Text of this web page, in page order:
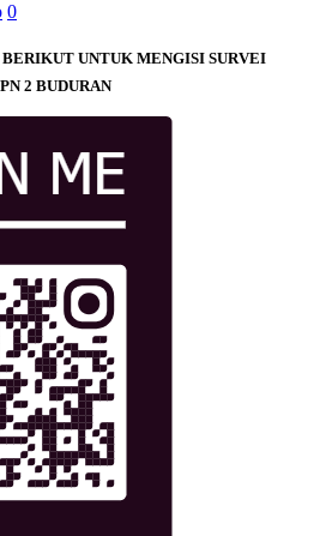
0
UNTUK MENGISI SURVEI
2 BUDURAN